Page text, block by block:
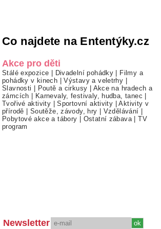
Co najdete na Ententýky.cz
Akce pro děti
Stálé expozice | Divadelní pohádky | Filmy a
pohádky v kinech |Výstavy a veletrhy |
Slavnosti | Poutě a cirkusy | Akce na hradech a
zámcích | Karnevaly, festivaly, hudba, tanec |
Tvořivé aktivity |Sportovní aktivity |Aktivity v
přírodě | Soutěže, závody, hry | Vzdělávání |
Pobytové akce a tábory | Ostatní zábava |TV
program
Newsletter